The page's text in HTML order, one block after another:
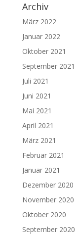
Archiv
März 2022
Januar 2022
Oktober 2021
September 2021
Juli 2021
Juni 2021
Mai 2021
April 2021
März 2021
Februar 2021
Januar 2021
Dezember 2020
November 2020
Oktober 2020
September 2020